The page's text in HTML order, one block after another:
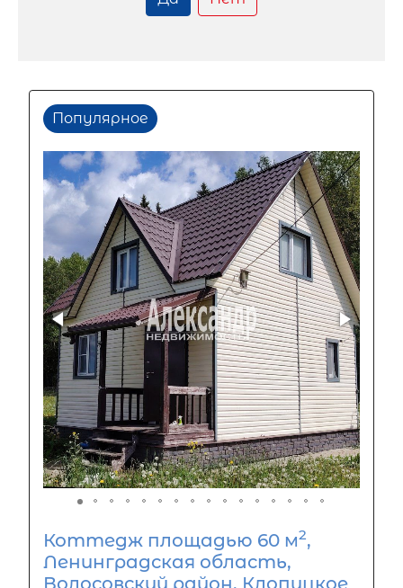
Популярное
Коттедж площадью 60 м2,
Ленинградская область,
Волосовский район, Клопицкое